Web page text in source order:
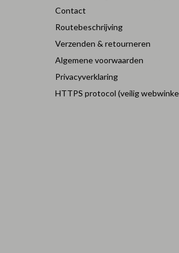
Contact
Routebeschrijving
Verzenden & retourneren
Algemene voorwaarden
Privacyverklaring
HTTPS protocol (veilig